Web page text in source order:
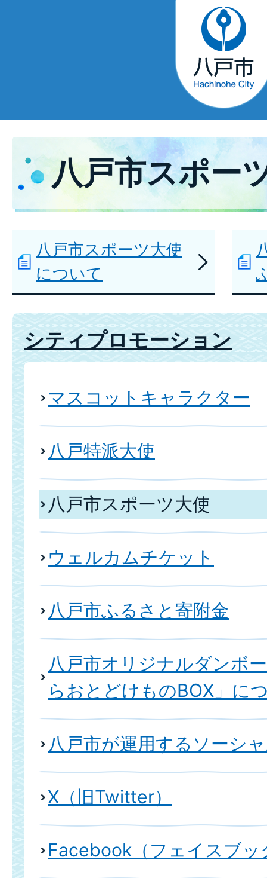
八戸市スポー
八戸市スポーツ大使
について
シティプロモーション
マスコットキャラクター
八戸特派大使
八戸市スポーツ大使
ウェルカムチケット
八戸市ふるさと寄附金
八戸市オリジナルダンボ
らおとどけものBOX」に
八戸市が運用するソーシ
X（旧Twitter）
Facebook（フェイスブッ